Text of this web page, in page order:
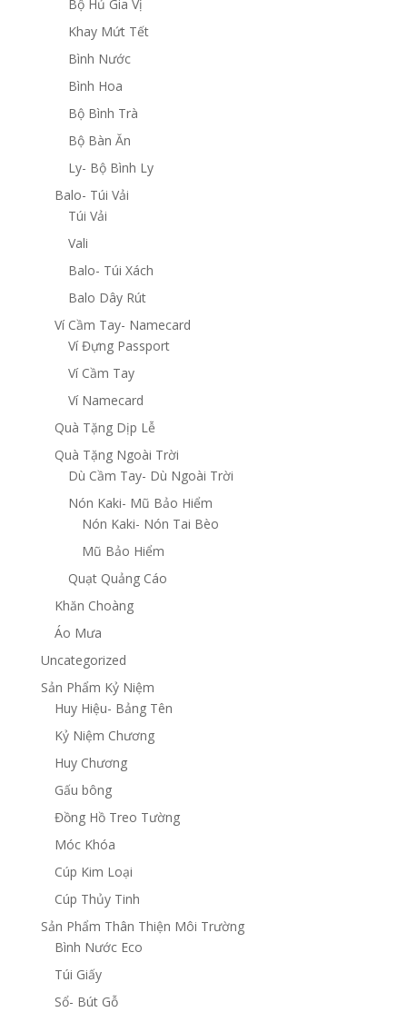
Bộ Hủ Gia Vị
Khay Mứt Tết
Bình Nước
Bình Hoa
Bộ Bình Trà
Bộ Bàn Ăn
Ly- Bộ Bình Ly
Balo- Túi Vải
Túi Vải
Vali
Balo- Túi Xách
Balo Dây Rút
Ví Cầm Tay- Namecard
Ví Đựng Passport
Ví Cầm Tay
Ví Namecard
Quà Tặng Dịp Lễ
Quà Tặng Ngoài Trời
Dù Cầm Tay- Dù Ngoài Trời
Nón Kaki- Mũ Bảo Hiểm
Nón Kaki- Nón Tai Bèo
Mũ Bảo Hiểm
Quạt Quảng Cáo
Khăn Choàng
Áo Mưa
Uncategorized
Sản Phẩm Kỷ Niệm
Huy Hiệu- Bảng Tên
Kỷ Niệm Chương
Huy Chương
Gấu bông
Đồng Hồ Treo Tường
Móc Khóa
Cúp Kim Loại
Cúp Thủy Tinh
Sản Phẩm Thân Thiện Môi Trường
Bình Nước Eco
Túi Giấy
Sổ- Bút Gỗ